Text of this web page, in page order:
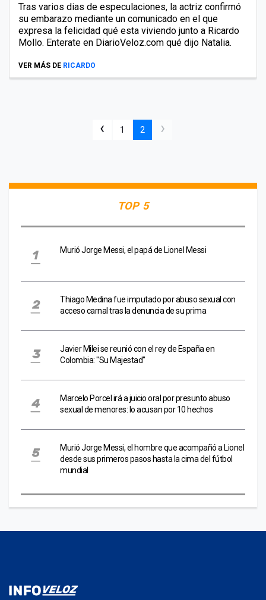
Tras varios dias de especulaciones, la actriz confirmó
su embarazo mediante un comunicado en el que
expresa la felicidad qué esta viviendo junto a Ricardo
Mollo. Enterate en DiarioVeloz.com qué dijo Natalia.
VER MÁS DE RICARDO
‹ 1 2 ›
TOP 5
Murió Jorge Messi, el papá de Lionel Messi
Thiago Medina fue imputado por abuso sexual con
acceso carnal tras la denuncia de su prima
Javier Milei se reunió con el rey de España en
Colombia: "Su Majestad"
Marcelo Porcel irá a juicio oral por presunto abuso
sexual de menores: lo acusan por 10 hechos
Murió Jorge Messi, el hombre que acompañó a Lionel
desde sus primeros pasos hasta la cima del fútbol
mundial